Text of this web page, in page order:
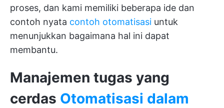
proses, dan kami memiliki beberapa ide dan
contoh nyata contoh otomatisasi untuk
menunjukkan bagaimana hal ini dapat
membantu.
Manajemen tugas yang
cerdas Otomatisasi dalam